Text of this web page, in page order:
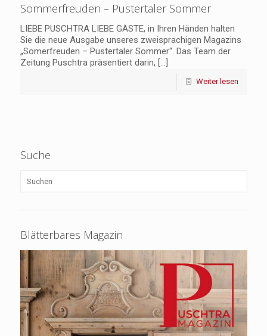
Sommerfreuden – Pustertaler Sommer
LIEBE PUSCHTRA LIEBE GÄSTE, in Ihren Händen halten
Sie die neue Ausgabe unseres zweisprachigen Magazins
„Somerfreuden – Pustertaler Sommer“. Das Team der
Zeitung Puschtra präsentiert darin, […]
Weiter lesen
Suche
Blätterbares Magazin